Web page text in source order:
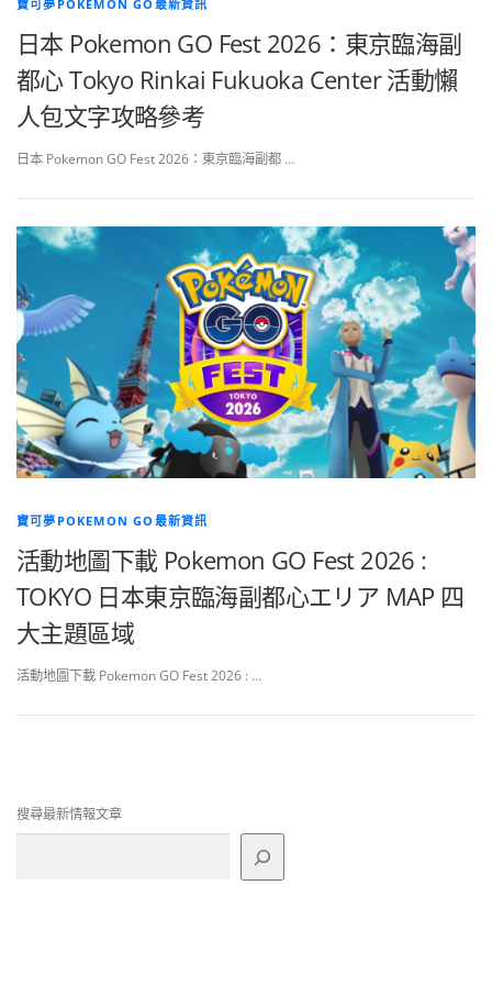
寶可夢POKEMON GO最新資訊
日本 Pokemon GO Fest 2026：東京臨海副
都心 Tokyo Rinkai Fukuoka Center 活動懶
人包文字攻略參考
日本 Pokemon GO Fest 2026：東京臨海副都 …
寶可夢POKEMON GO最新資訊
活動地圖下載 Pokemon GO Fest 2026 :
TOKYO 日本東京臨海副都心エリア MAP 四
大主題區域
活動地圖下載 Pokemon GO Fest 2026 : …
搜尋最新情報文章